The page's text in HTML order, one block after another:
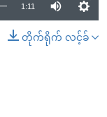
1:11
တိုက်ရိုက် လင့်ခ်